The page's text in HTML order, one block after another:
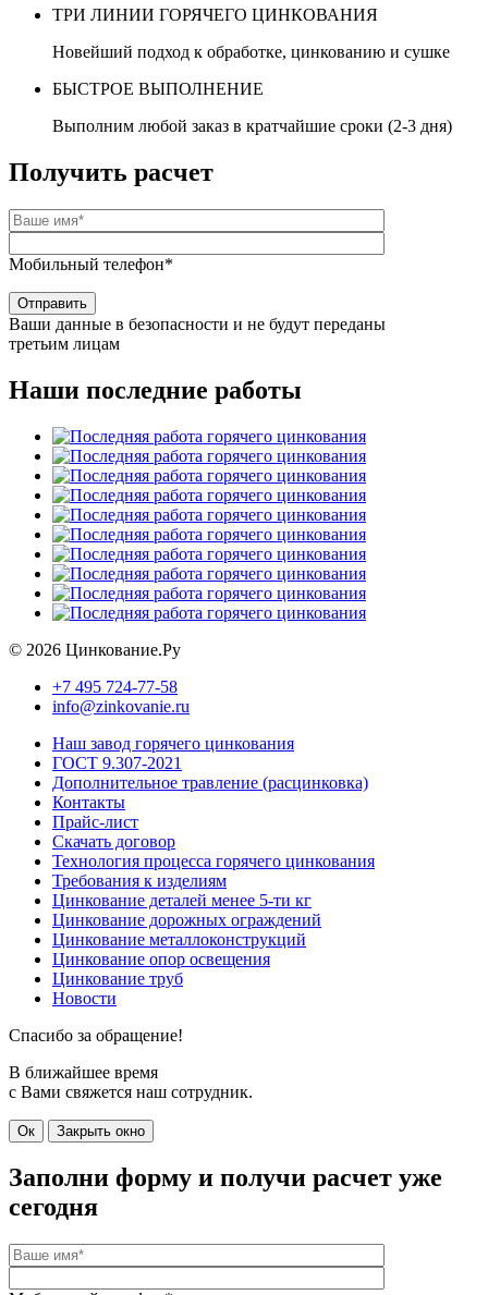
ТРИ ЛИНИИ ГОРЯЧЕГО ЦИНКОВАНИЯ
Новейший подход к обработке, цинкованию и сушке
БЫСТРОЕ ВЫПОЛНЕНИЕ
Выполним любой заказ в кратчайшие сроки (2-3 дня)
Получить расчет
Мобильный телефон*
Ваши данные в безопасности и не будут переданы
третьим лицам
Наши последние работы
© 2026 Цинкование.Ру
+7 495 724-77-58
info@zinkovanie.ru
Наш завод горячего цинкования
ГОСТ 9.307-2021
Дополнительное травление (расцинковка)
Контакты
Прайс-лист
Скачать договор
Технология процесса горячего цинкования
Требования к изделиям
Цинкование деталей менее 5-ти кг
Цинкование дорожных ограждений
Цинкование металлоконструкций
Цинкование опор освещения
Цинкование труб
Новости
Спасибо за обращение!
В ближайшее время
с Вами свяжется наш сотрудник.
Ок Закрыть окно
Заполни форму и получи расчет уже
сегодня